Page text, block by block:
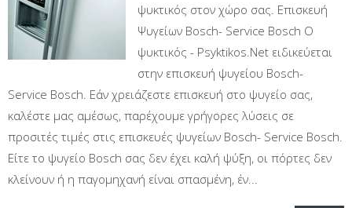
ψυκτικός στον χώρο σας. Επισκευή
Ψυγείων Bosch- Service Bosch Ο
ψυκτικός - Psyktikos.Net ειδικεύεται
στην επισκευή ψυγείου Bosch-
Service Bosch. Εάν χρειάζεστε επισκευή στο ψυγείο σας,
καλέστε μας αμέσως, παρέχουμε γρήγορες λύσεις σε
προσιτές τιμές στις επισκευές ψυγείων Bosch- Service Bosch.
Είτε το ψυγείο Bosch σας δεν έχει καλή ψύξη, οι πόρτες δεν
κλείνουν ή η παγομηχανή είναι σπασμένη, έν...